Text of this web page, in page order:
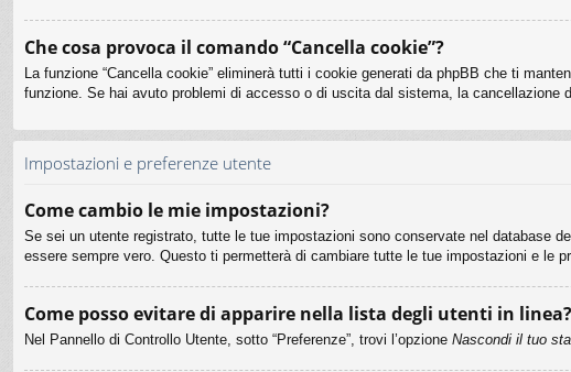
Che cosa provoca il comando “Cancella cookie”?
La funzione “Cancella cookie” eliminerà tutti i cookie generati da phpBB che ti
funzione. Se hai avuto problemi di accesso o di uscita dal sistema, la cancellazione
Impostazioni e preferenze utente
Come cambio le mie impostazioni?
Se sei un utente registrato, tutte le tue impostazioni sono conservate nel database
essere sempre vero. Questo ti permetterà di cambiare tutte le tue impostazioni e le
Come posso evitare di apparire nella lista degli utenti in linea?
Nel Pannello di Controllo Utente, sotto “Preferenze”, trovi l’opzione Nascondi il tuo